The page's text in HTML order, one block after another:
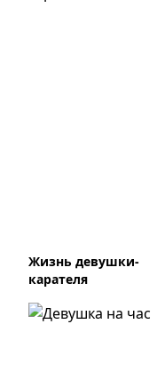
Жизнь девушки-
карателя